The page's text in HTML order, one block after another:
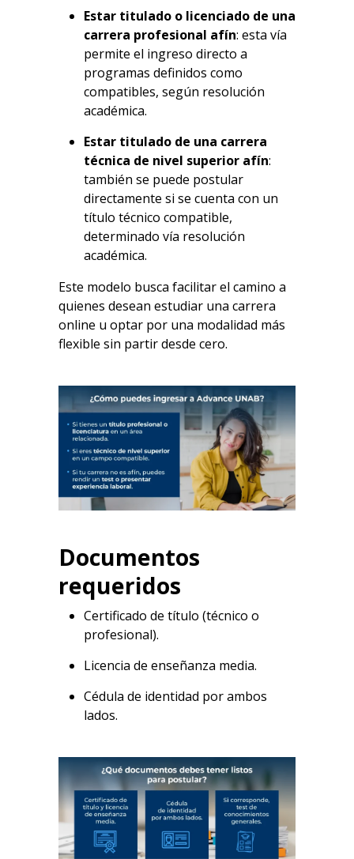
Estar titulado o licenciado de una
carrera profesional afín: esta vía
permite el ingreso directo a
programas definidos como
compatibles, según resolución
académica.
Estar titulado de una carrera
técnica de nivel superior afín:
también se puede postular
directamente si se cuenta con un
título técnico compatible,
determinado vía resolución
académica.
Este modelo busca facilitar el camino a
quienes desean estudiar una carrera
online u optar por una modalidad más
flexible sin partir desde cero.
Documentos
requeridos
Certificado de título (técnico o
profesional).
Licencia de enseñanza media.
Cédula de identidad por ambos
lados.